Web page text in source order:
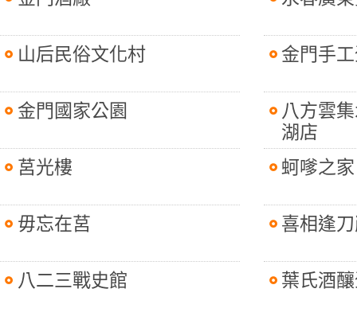
山后民俗文化村
金門國家公園
莒光樓
毋忘在莒
八二三戰史館
金門手
八方雲
湖店
蚵嗲之家
喜相逢
葉氏酒